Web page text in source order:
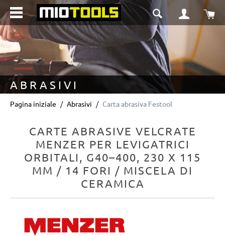
principale Il
ABRASIVI
Pagina iniziale Abrasivi Carta abrasiva Festool
CARTE ABRASIVE VELCRATE
MENZER PER LEVIGATRICI
ORBITALI, G40–400, 230 X 115
MM / 14 FORI / MISCELA DI
CERAMICA
Salta la galleria di immagini